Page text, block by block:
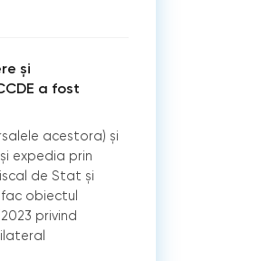
și
a fost
acestora) și
expedia prin
de Stat și
obiectul
privind